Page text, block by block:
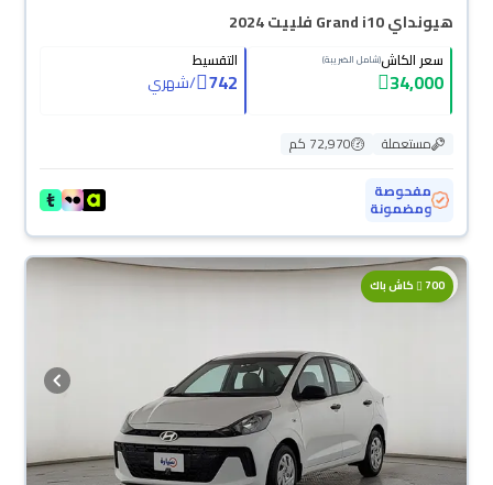
هيونداي Grand i10 فلييت 2024
سعر الكاش(شامل الضريبة)
34,000
التقسيط
742
/شهري
مستعملة
72,970 كم
مفحوصة
ومضمونة
700 كاش باك